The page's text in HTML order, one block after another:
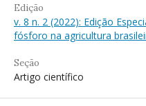
Edição
v. 8 n. 2 (2022): Edição
fósforo na agricultura
Seção
Artigo científico